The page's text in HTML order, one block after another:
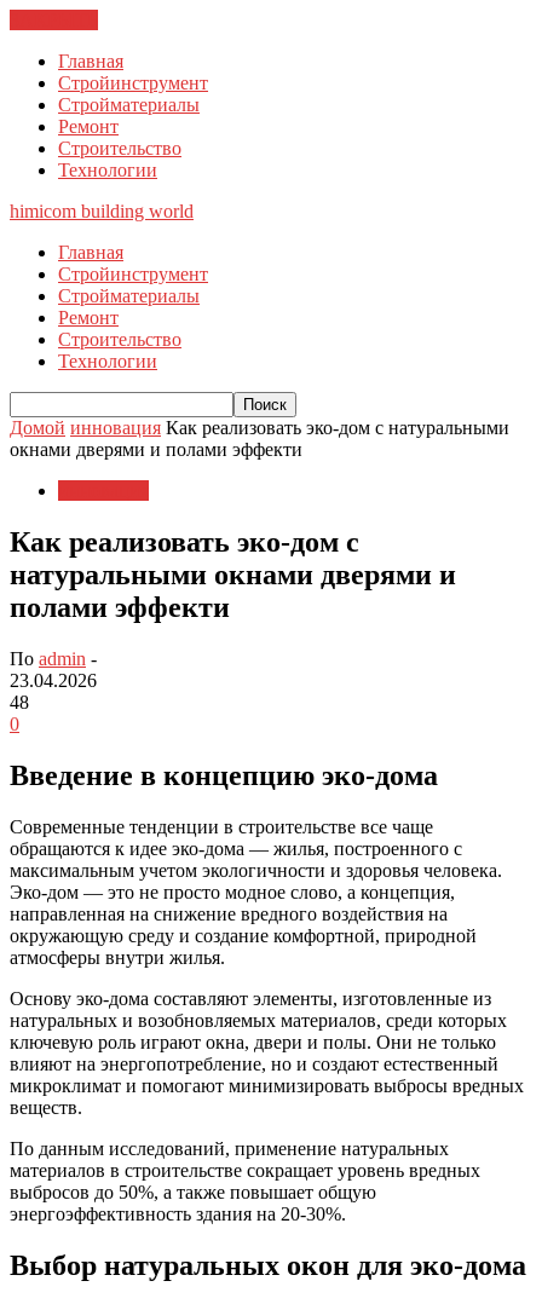
Главная
Стройинструмент
Стройматериалы
Ремонт
Строительство
Технологии
himicom building world
Главная
Стройинструмент
Стройматериалы
Ремонт
Строительство
Технологии
Домой инновация Как реализовать эко-дом с натуральными
окнами дверями и полами эффекти
Как реализовать эко-дом с
натуральными окнами дверями и
полами эффекти
По admin -
23.04.2026
48
0
Введение в концепцию эко-дома
Современные тенденции в строительстве все чаще
обращаются к идее эко-дома — жилья, построенного с
максимальным учетом экологичности и здоровья человека.
Эко-дом — это не просто модное слово, а концепция,
направленная на снижение вредного воздействия на
окружающую среду и создание комфортной, природной
атмосферы внутри жилья.
Основу эко-дома составляют элементы, изготовленные из
натуральных и возобновляемых материалов, среди которых
ключевую роль играют окна, двери и полы. Они не только
влияют на энергопотребление, но и создают естественный
микроклимат и помогают минимизировать выбросы вредных
веществ.
По данным исследований, применение натуральных
материалов в строительстве сокращает уровень вредных
выбросов до 50%, а также повышает общую
энергоэффективность здания на 20-30%.
Выбор натуральных окон для эко-дома